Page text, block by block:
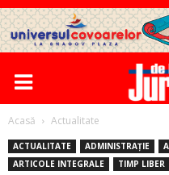
Acasă Actualitate
ACTUALITATE ADMINISTRAȚIE
ARTICOLE INTEGRALE
TIMP LIBER